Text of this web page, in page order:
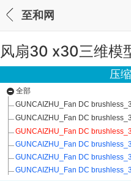
至和网
风扇30 x30三维模
压
全部
GUNCAIZHU_Fan DC
GUNCAIZHU_Fan DC
GUNCAIZHU_Fan DC
GUNCAIZHU_Fan DC
GUNCAIZHU_Fan DC
GUNCAIZHU_Fan DC